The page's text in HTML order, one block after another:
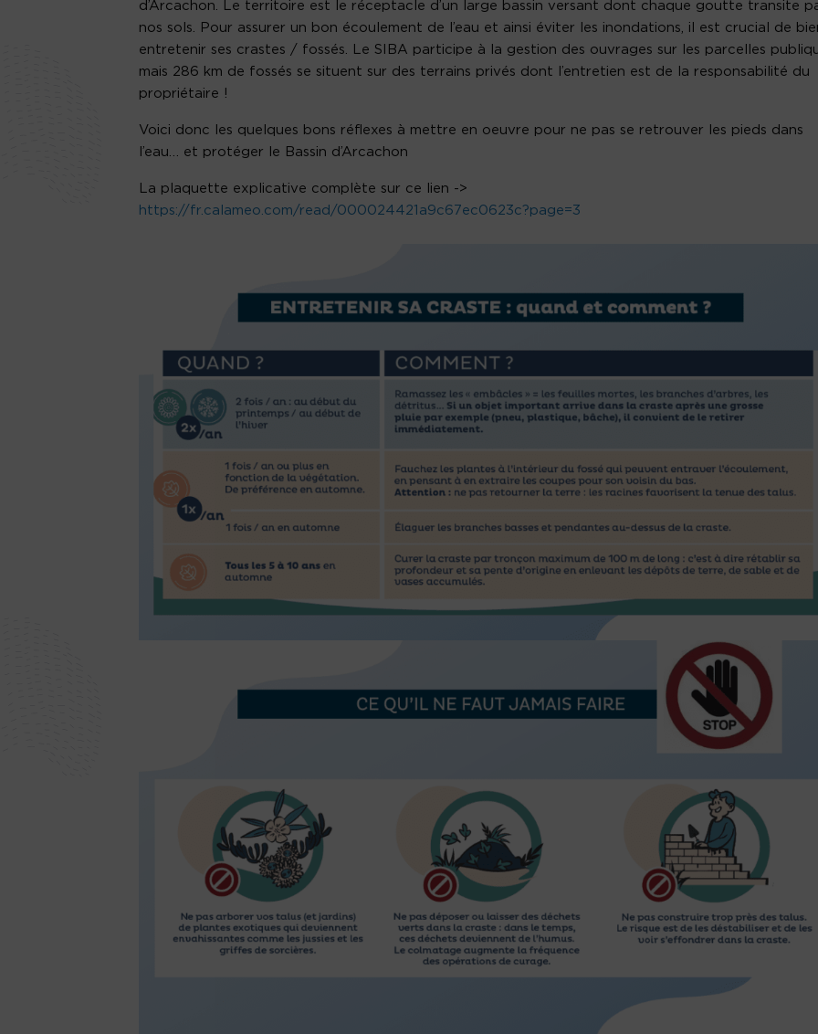
d’Arcachon. Le territoire est le réceptacle d’un large bassin versant dont chaque goutte transite
nos sols. Pour assurer un bon écoulement de l’eau et ainsi éviter les inondations, il est crucial de
entretenir ses crastes / fossés. Le SIBA participe à la gestion des ouvrages sur les parcelles
mais 286 km de fossés se situent sur des terrains privés dont l’entretien est de la responsabilité du
propriétaire !
Voici donc les quelques bons réflexes à mettre en oeuvre pour ne pas se retrouver les pieds dans
l’eau… et protéger le Bassin d’Arcachon
La plaquette explicative complète sur ce lien ->
https://fr.calameo.com/read/000024421a9c67ec0623c?page=3